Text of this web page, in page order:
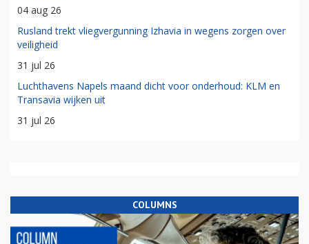
04 aug 26
Rusland trekt vliegvergunning Izhavia in wegens zorgen over
veiligheid
31 jul 26
Luchthavens Napels maand dicht voor onderhoud: KLM en
Transavia wijken uit
31 jul 26
COLUMNS